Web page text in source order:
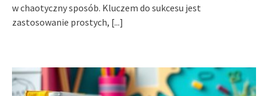
w chaotyczny sposób. Kluczem do sukcesu jest
zastosowanie prostych, [...]